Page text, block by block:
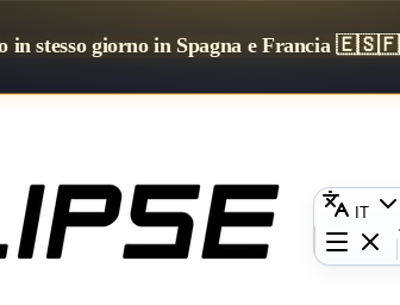
in stesso giorno in Spagna e Francia
IT